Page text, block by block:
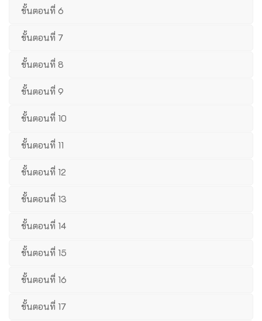
ขั้นตอนที่ 6
ขั้นตอนที่ 7
ขั้นตอนที่ 8
ขั้นตอนที่ 9
ขั้นตอนที่ 10
ขั้นตอนที่ 11
ขั้นตอนที่ 12
ขั้นตอนที่ 13
ขั้นตอนที่ 14
ขั้นตอนที่ 15
ขั้นตอนที่ 16
ขั้นตอนที่ 17